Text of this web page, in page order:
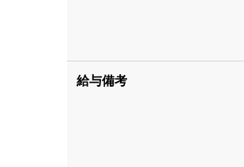
給与備考